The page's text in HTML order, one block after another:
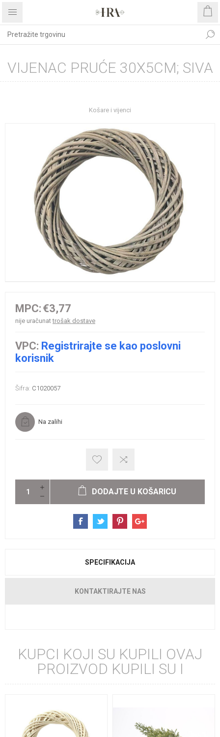
VIJENAC PRUĆE 30X5CM; SIVA
Košare i vijenci
MPC: €3,77
nije uračunattrošak dostave
VPC: Registrirajte se kao poslovni
korisnik
Šifra: C1020057
Na zalihi
DODAJTE U KOŠARICU
SPECIFIKACIJA
KONTAKTIRAJTE NAS
KUPCI KOJI SU KUPILI OVAJ
PROIZVOD KUPILI SU I